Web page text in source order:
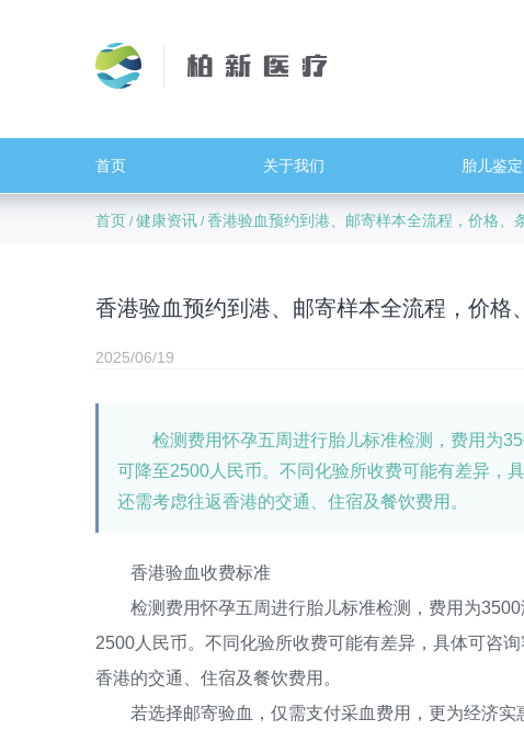
首页 关于我们 胎儿鉴定
首页 /健康资讯 /香港验血预约到港、邮寄样本全流程，价格、
香港验血预约到港、邮寄样本全流程，价格
2025/06/19
检测费用怀孕五周进行胎儿标准检测，费用为
可降至2500人民币。不同化验所收费可能有差异，
还需考虑往返香港的交通、住宿及餐饮费用。
香港验血收费标准
检测费用怀孕五周进行胎儿标准检测，费用为3500
2500人民币。不同化验所收费可能有差异，具体可咨
香港的交通、住宿及餐饮费用。
若选择邮寄验血，仅需支付采血费用，更为经济实